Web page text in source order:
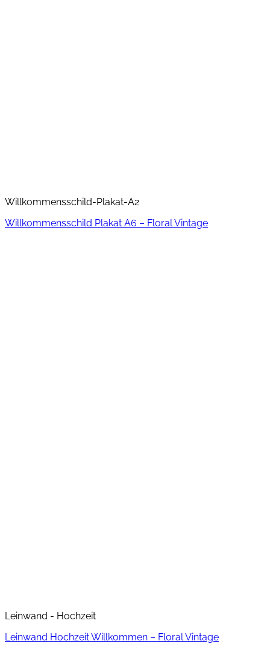
Willkommensschild-Plakat-A2
Willkommensschild Plakat A6 – Floral Vintage
Leinwand - Hochzeit
Leinwand Hochzeit Willkommen – Floral Vintage